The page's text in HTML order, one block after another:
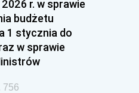
r. w sprawie
budżetu
1 stycznia do
w sprawie
756